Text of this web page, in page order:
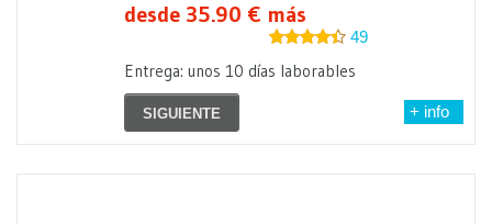
desde 35.90 € más
49
Entrega: unos 10 días laborables
SIGUIENTE + info